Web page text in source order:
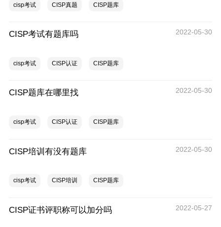
cisp考试 CISP真题 CISP题库
CISP考试有题库吗 2022-05-30
cisp考试 CISP认证 CISP题库
CISP题库在哪里找 2022-05-30
cisp考试 CISP认证 CISP题库
CISP培训有没有题库 2022-05-30
cisp考试 CISP培训 CISP题库
CISP证书评职称可以加分吗 2022-05-27